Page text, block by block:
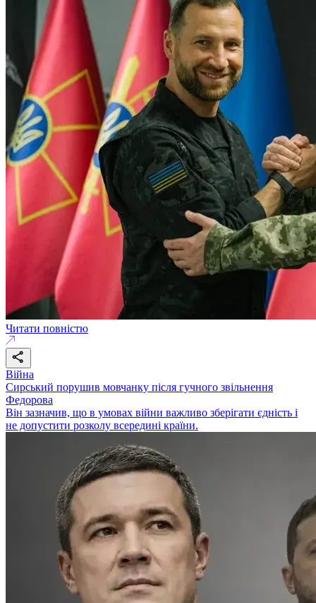
Читати повністю
Війна
Сирський порушив мовчанку після гучного звільнення
Федорова
Він зазначив, що в умовах війни важливо зберігати єдність і
не допустити розколу всередині країни.